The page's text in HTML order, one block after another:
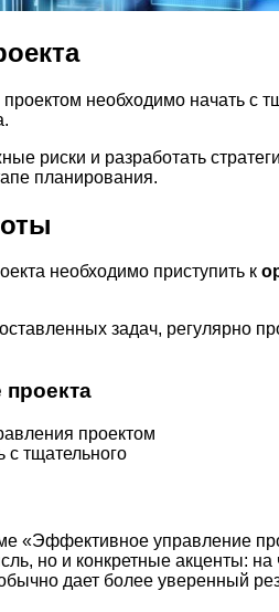
необходимо начать с
риски и разработать
планирования.
необходимо приступить к
задач, регулярно
проектом
с тщательного
«Эффективное управление
но и конкретные акценты:
дает более уверенный